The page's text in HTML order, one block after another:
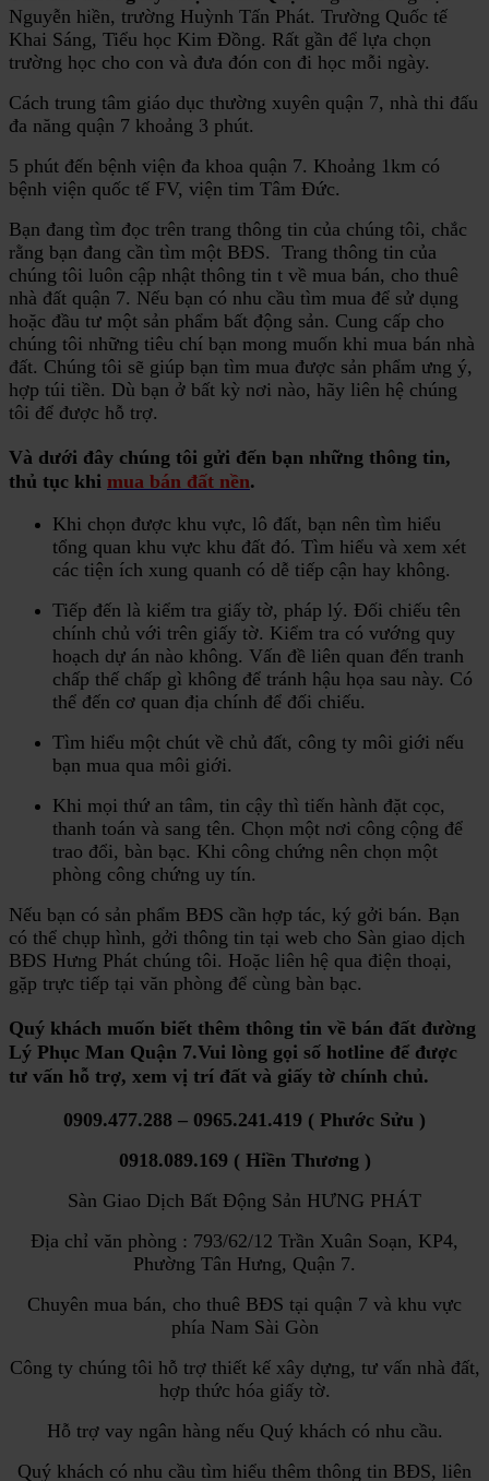
Nguyễn hiền, trường Huỳnh Tấn Phát. Trường Quốc tế
Khai Sáng, Tiểu học Kim Đồng. Rất gần để lựa chọn
trường học cho con và đưa đón con đi học mỗi ngày.
Cách trung tâm giáo dục thường xuyên quận 7, nhà thi đấu
đa năng quận 7 khoảng 3 phút.
5 phút đến bệnh viện đa khoa quận 7. Khoảng 1km có
bệnh viện quốc tế FV, viện tim Tâm Đức.
Bạn đang tìm đọc trên trang thông tin của chúng tôi, chắc
rằng bạn đang cần tìm một BĐS. Trang thông tin của
chúng tôi luôn cập nhật thông tin t về mua bán, cho thuê
nhà đất quận 7. Nếu bạn có nhu cầu tìm mua để sử dụng
hoặc đầu tư một sản phẩm bất động sản. Cung cấp cho
chúng tôi những tiêu chí bạn mong muốn khi mua bán nhà
đất. Chúng tôi sẽ giúp bạn tìm mua được sản phẩm ưng ý,
hợp túi tiền. Dù bạn ở bất kỳ nơi nào, hãy liên hệ chúng
tôi để được hỗ trợ.
Và dưới đây chúng tôi gửi đến bạn những thông tin,
thủ tục khi mua bán đất nền.
Khi chọn được khu vực, lô đất, bạn nên tìm hiểu
tổng quan khu vực khu đất đó. Tìm hiểu và xem xét
các tiện ích xung quanh có dễ tiếp cận hay không.
Tiếp đến là kiểm tra giấy tờ, pháp lý. Đối chiếu tên
chính chủ với trên giấy tờ. Kiểm tra có vướng quy
hoạch dự án nào không. Vấn đề liên quan đến tranh
chấp thế chấp gì không để tránh hậu họa sau này. Có
thể đến cơ quan địa chính để đối chiếu.
Tìm hiểu một chút về chủ đất, công ty môi giới nếu
bạn mua qua môi giới.
Khi mọi thứ an tâm, tin cậy thì tiến hành đặt cọc,
thanh toán và sang tên. Chọn một nơi công cộng để
trao đổi, bàn bạc. Khi công chứng nên chọn một
phòng công chứng uy tín.
Nếu bạn có sản phẩm BĐS cần hợp tác, ký gởi bán. Bạn
có thể chụp hình, gởi thông tin tại web cho Sàn giao dịch
BĐS Hưng Phát chúng tôi. Hoặc liên hệ qua điện thoại,
gặp trực tiếp tại văn phòng để cùng bàn bạc.
Quý khách muốn biết thêm thông tin về bán đất đường
Lý Phục Man Quận 7.Vui lòng gọi số hotline để được
tư vấn hỗ trợ, xem vị trí đất và giấy tờ chính chủ.
0909.477.288 – 0965.241.419 ( Phước Sửu )
0918.089.169 ( Hiền Thương )
Sàn Giao Dịch Bất Động Sản HƯNG PHÁT
Địa chỉ văn phòng : 793/62/12 Trần Xuân Soạn, KP4,
Phường Tân Hưng, Quận 7.
Chuyên mua bán, cho thuê BĐS tại quận 7 và khu vực
phía Nam Sài Gòn
Công ty chúng tôi hỗ trợ thiết kế xây dựng, tư vấn nhà đất,
hợp thức hóa giấy tờ.
Hỗ trợ vay ngân hàng nếu Quý khách có nhu cầu.
Quý khách có nhu cầu tìm hiểu thêm thông tin BĐS, liên